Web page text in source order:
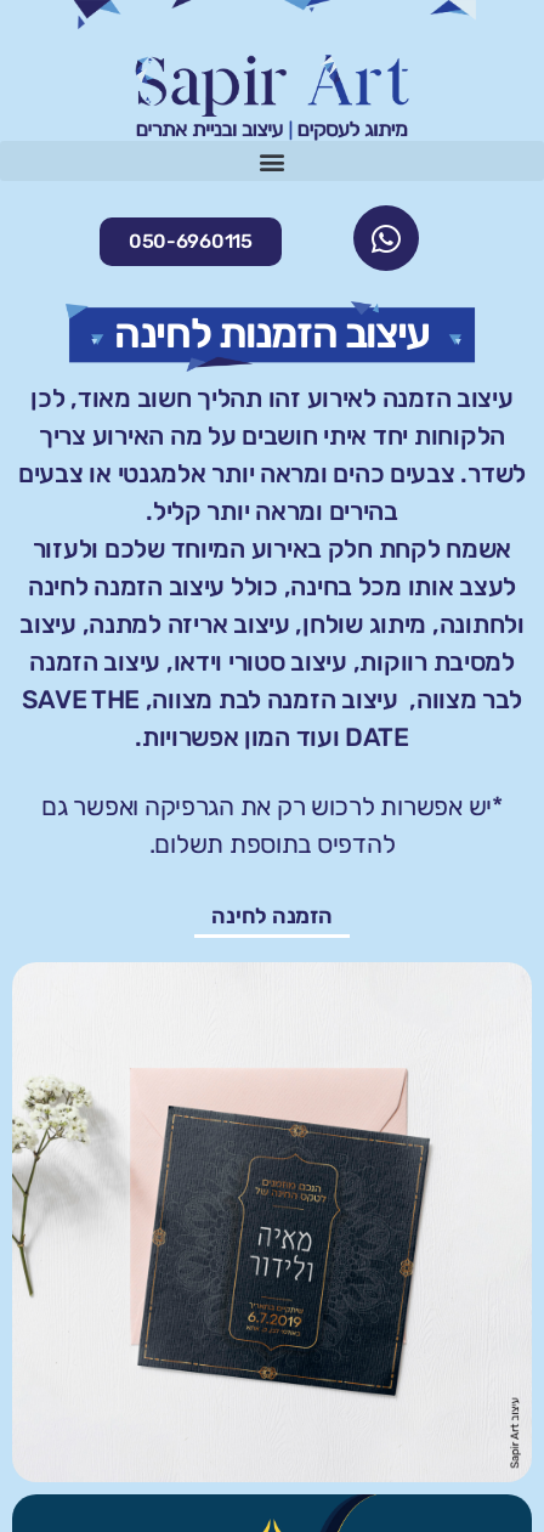
050-6960115
עיצוב הזמנות לחינה
עיצוב הזמנה לאירוע זהו תהליך חשוב מאוד, לכן
הלקוחות יחד איתי חושבים על מה האירוע צריך
לשדר. צבעים כהים ומראה יותר אלמגנטי או צבעים
בהירים ומראה יותר קליל.
אשמח לקחת חלק באירוע המיוחד שלכם ולעזור
לעצב אותו מכל בחינה, כולל עיצוב הזמנה לחינה
ולחתונה, מיתוג שולחן, עיצוב אריזה למתנה, עיצוב
למסיבת רווקות, עיצוב סטורי וידאו, עיצוב הזמנה
לבר מצווה, עיצוב הזמנה לבת מצווה,
SAVE THE
DATE ועוד המון אפשרויות.
*יש אפשרות לרכוש רק את הגרפיקה ואפשר גם
להדפיס בתוספת תשלום.
הזמנה לחינה